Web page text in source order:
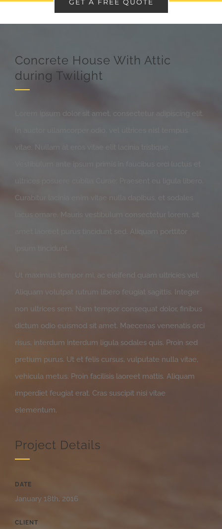
Concrete House With Attic
during Twilight
Lorem ipsum dolor sit amet, consectetur adipiscing elit.
Curabitur lacinia enim vitae nulla dapibus, et sodales
lacus ornare. Mauris vestibulum consectetur lorem, sit
amet laoreet purus tincidunt sed. Aliquam porttitor
ipsum tincidunt.
Ut maximus tempor mi, ac eleifend quam ultricies vel.
Aliquam volutpat rutrum libero feugiat sagittis. Integer
non ultrices sem. Nam tempor consequat dolor, finibus
dictum odio euismod sit amet. Maecenas venenatis orci
risus, interdum interdum ligula sodales quis. Proin sed
pretium purus. Ut et felis cursus, vulputate nulla vitae,
vehicula metus. Proin facilisis laoreet mattis. Aliquam
imperdiet feugiat erat. Cras suscipit nisi vitae
elementum.
Project Details
DATE
January 18th, 2016
CLIENT